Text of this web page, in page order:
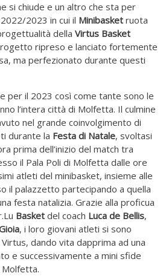
si chiude e un altro che sta per
2023 in cui il Minibasket ruota
della Virtus Basket
ripreso e lanciato fortemente
ma perfezionato durante questi
per il 2023 così come tante sono le
l’intera città di Molfetta. Il culmine
nel grande coinvolgimento di
durante la Festa di Natale, svoltasi
prima dell’inizio del match tra
il Pala Poli di Molfetta dalle ore
atleti del minibasket, insieme alle
il palazzetto partecipando a quella
festa natalizia. Grazie alla proficua
Basket del coach Luca de Bellis,
, i loro giovani atleti si sono
dando vita dapprima ad una
e successivamente a mini sfide
Molfetta.